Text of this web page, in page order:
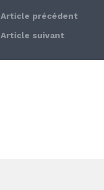
Article précédent
Article suivant